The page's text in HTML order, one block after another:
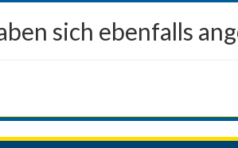
sich ebenfalls